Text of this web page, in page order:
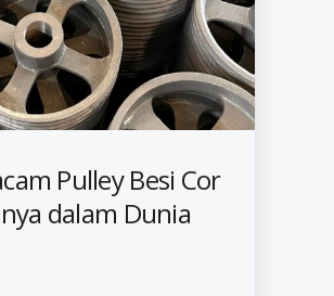
Pulley Besi Cor
dalam Dunia